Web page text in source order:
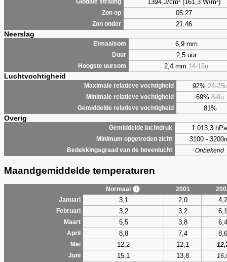
Globale straling 1394 J/cm² (161,3 W/m²)
Zon op 05:27
Zon onder 21:46
Neerslag
Etmaalsom 6,9 mm
Duur 2,5 uur
Hoogste uursom 2,4 mm 14-15u
Luchtvochtigheid
Maximale relatieve vochtigheid 92% 24-25u
Minimale relatieve vochtigheid 69% 8-9u
Gemiddelde relatieve vochtigheid 81%
Overig
Gemiddelde luchtdruk 1.013,3 hPa
Minimum opgetreden zicht 3100 -
Bedekkingsgraad van de bovenlucht Onbekend
Maandgemiddelde temperaturen
Normaal 2001
Januari
3,1 2,0 4,2
Februari 3,2 3,2 6,1
Maart 5,5 3,8 6,4
April 8,8 7,4 8,6
Mei 12,2 12,1
Juni
15,1 13,8